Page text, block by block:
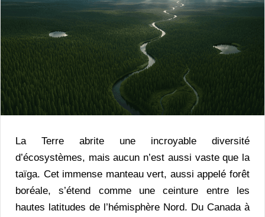
La Terre abrite une incroyable diversité
d’écosystèmes, mais aucun n’est aussi vaste que la
taïga. Cet immense manteau vert, aussi appelé forêt
boréale, s’étend comme une ceinture entre les
hautes latitudes de l’hémisphère Nord. Du Canada à